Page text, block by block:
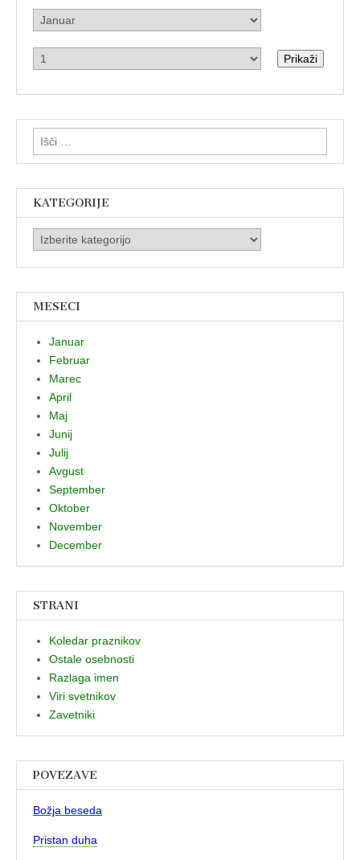
Prikaži
Išči:
KATEGORIJE
Kategorije
MESECI
Januar
Februar
Marec
April
Maj
Junij
Julij
Avgust
September
Oktober
November
December
STRANI
Koledar praznikov
Ostale osebnosti
Razlaga imen
Viri svetnikov
Zavetniki
POVEZAVE
Božja beseda
Pristan duha